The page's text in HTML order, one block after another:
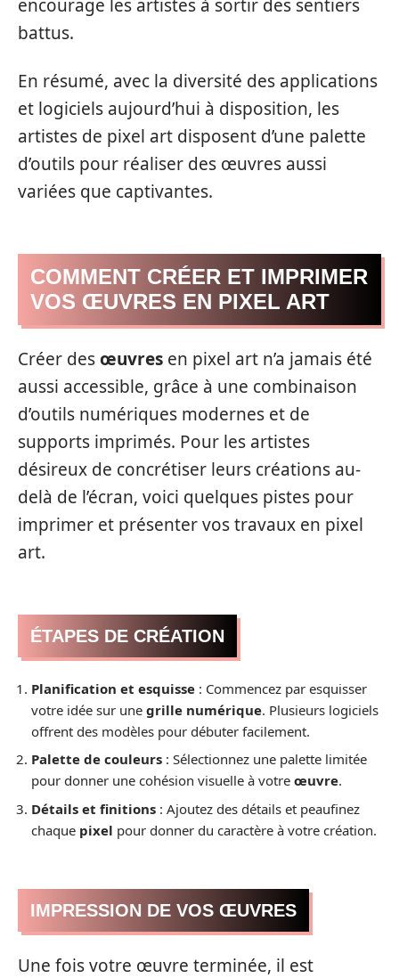
encourage les artistes à sortir des sentiers
battus.
En résumé, avec la diversité des applications
et logiciels aujourd’hui à disposition, les
artistes de pixel art disposent d’une palette
d’outils pour réaliser des œuvres aussi
variées que captivantes.
COMMENT CRÉER ET IMPRIMER
VOS ŒUVRES EN PIXEL ART
Créer desœuvres en pixel art n’a jamais été
aussi accessible, grâce à une combinaison
d’outils numériques modernes et de
supports imprimés. Pour les artistes
désireux de concrétiser leurs créations au-
delà de l’écran, voici quelques pistes pour
imprimer et présenter vos travaux en pixel
art.
ÉTAPES DE CRÉATION
Planification et esquisse : Commencez par esquisser
votre idée sur une grille numérique. Plusieurs logiciels
offrent des modèles pour débuter facilement.
Palette de couleurs : Sélectionnez une palette limitée
pour donner une cohésion visuelle à votre œuvre.
Détails et finitions : Ajoutez des détails et peaufinez
chaque pixel pour donner du caractère à votre création.
IMPRESSION DE VOS ŒUVRES
Une fois votre œuvre terminée, il est